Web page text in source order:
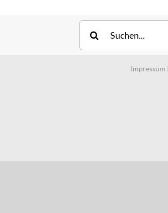
Suche
nach:
Impressum |